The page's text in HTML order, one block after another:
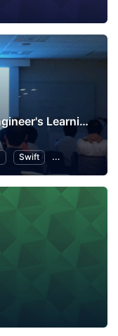
~ITエンジニア勉強会~ engineer's Learning･Vesper
Swift プログラミング